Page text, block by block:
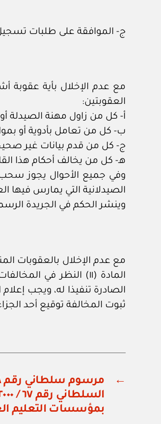
ج- الموافقة على طلبات
مع عدم الإخلال بأية عقوبة
العقوبتين:
أ- كل من زاول مهنة الصيدلة
ب- كل من تعامل بأدوية أو
ج- كل من قدم بيانات غير
هـ- كل من يخالف أحكام هذا
وفي جميع الأحوال يجوز سحب
الصيدلانية التي يمارس فيها
وينشر الحكم في الجريدة
مع عدم الإخلال بالعقوبات
المادة (١١) النظر في
الصادرة تنفيذا له، ويجب
ثبوت المخالفة توقيع أحد
←
بمؤسسات التعليم